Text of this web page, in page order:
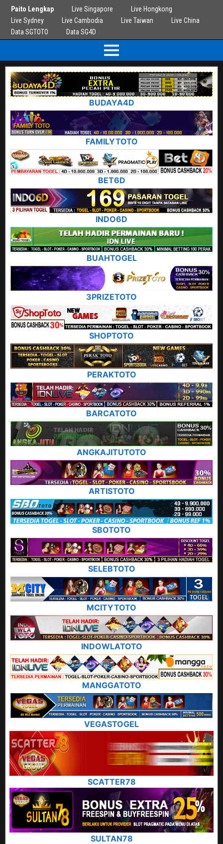
Paito Lengkap Live Singapore
Live Hongkong
Live Sydney
Live Cambodia Live Taiwan
Live China
Data SGTOTO
Data SG4D
BUDAYA4D
FAMILYTOTO
BET6D
INDO6D
BUAHTOGEL
3PRIZETOTO
SHOPTOTO
PERAKTOTO
BARCATOTO
ANGKAJITUTOTO
ARTISTOTO
SBOTOTO
SELEBTOTO
MCITYTOTO
INDOWLATOTO
MANGGATOTO
VEGASTOGEL
SCATTER78
SULTAN78